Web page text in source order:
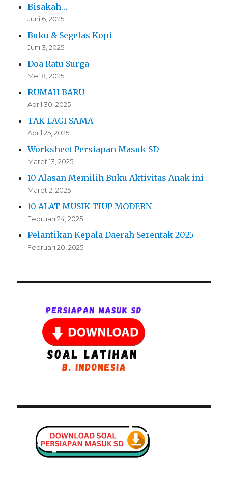
Bisakah…
Juni 6, 2025
Buku & Segelas Kopi
Juni 3, 2025
Doa Ratu Surga
Mei 8, 2025
RUMAH BARU
April 30, 2025
TAK LAGI SAMA
April 25, 2025
Worksheet Persiapan Masuk SD
Maret 13, 2025
10 Alasan Memilih Buku Aktivitas Anak ini
Maret 2, 2025
10 ALAT MUSIK TIUP MODERN
Februari 24, 2025
Pelantikan Kepala Daerah Serentak 2025
Februari 20, 2025